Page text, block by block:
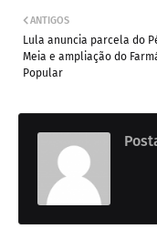
ANTIGOS
Lula anuncia parcela do
Meia e ampliação do
Popular